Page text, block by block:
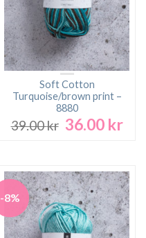
Soft Cotton
Turquoise/brown print –
8880
39.00kr Det
39.00 kr.
36.00 krDet
-8%